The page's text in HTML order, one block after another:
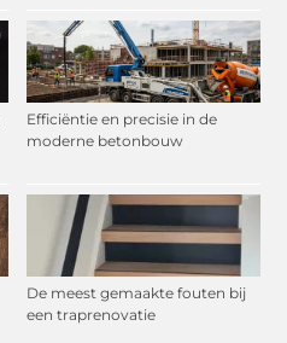
Efficiëntie en precisie in de
moderne betonbouw
De meest gemaakte fouten bij
een traprenovatie